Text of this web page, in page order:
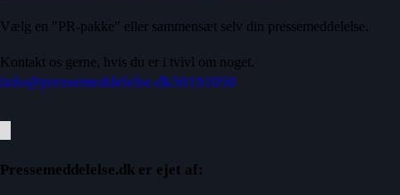
Vælg en "PR-pakke" eller sammensæt selv din pressemeddelelse.
Kontakt os gerne, hvis du er i tvivl om noget.
info@pressemeddelelse.dk50191050
Pressemeddelelse.dk er ejet af: